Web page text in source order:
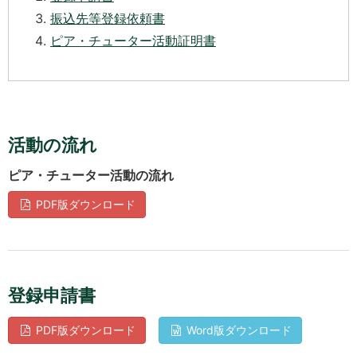
振込先等登録依頼書
ピア・チューター活動証明書
活動の流れ
ピア・チューター活動の流れ
PDF版ダウンロード
登録申請書
PDF版ダウンロード Word版ダウンロード